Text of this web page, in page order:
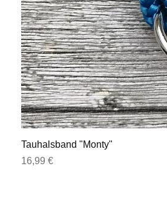
Tauhalsband "Monty"
Preis
16,99 €